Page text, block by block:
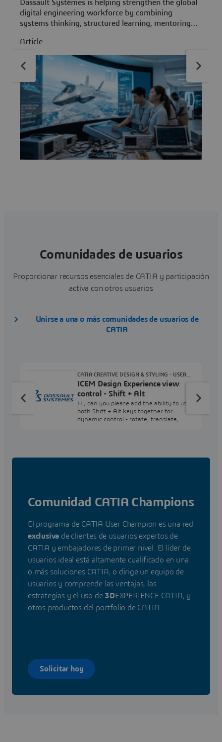
Dassault Systèmes is helping strengthen the global
digital engineering workforce by combining
systems thinking, structured learning, mentoring
generation of engineering leaders.
Article
Comunidades de usuarios
Proporcionar recursos esenciales de CATIA y participación
activa con otros usuarios
Unirse a una o más comunidades de usuarios de
CATIA
ICEM Design Experience view
control - Shift + Alt
Hi, can you please add the ability to use
both Shift + Alt keys together for
dynamic control - rotate, translate,
Shift makes it really awkward to
CATIA CREATIVE DESIGN & STYLING - USER
COMMUNITY
Comunidad CATIA Champions
El programa de CATIA User Champion es una red
exclusiva de clientes de usuarios expertos de
CATIA y embajadores de primer nivel. El líder de
usuarios ideal está altamente cualificado en una
o más soluciones CATIA, o dirige un equipo de
usuarios y comprende las ventajas, las
estrategias y el uso de 3DEXPERIENCE CATIA, y
otros productos del portfolio de CATIA.
Solicitar hoy